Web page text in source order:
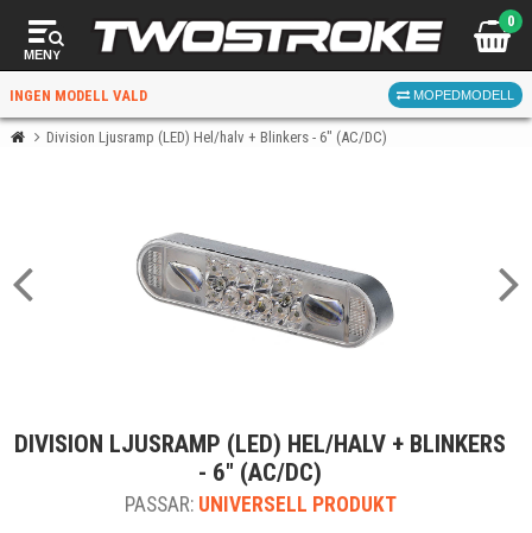
MENY
0
INGEN MODELL VALD MOPEDMODELL
När du valt kommer butiken visa delar för vald moped
och universella produkter.
Division Ljusramp (LED) Hel/halv + Blinkers - 6" (AC/DC)
DIVISION LJUSRAMP (LED) HEL/HALV + BLINKERS
- 6" (AC/DC)
PASSAR: UNIVERSELL PRODUKT